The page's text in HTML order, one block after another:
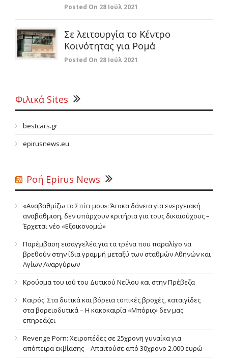
Posted On 28 Ιούλ 2021
Σε λειτουργία το Κέντρο
Κοινότητας για Ρομά
Posted On 28 Ιούλ 2021
Φιλικά Sites
bestcars.gr
epirusnews.eu
Ροή Epirus News
«Αναβαθμίζω το Σπίτι μου»: Άτοκα δάνεια για ενεργειακή
αναβάθμιση, δεν υπάρχουν κριτήρια για τους δικαιούχους –
Έρχεται νέο «Εξοικονομώ»
Παρέμβαση εισαγγελέα για τα τρένα που παραλίγο να
βρεθούν στην ίδια γραμμή μεταξύ των σταθμών Αθηνών και
Αγίων Αναργύρων
Κρούσμα του ιού του Δυτικού Νείλου και στην Πρέβεζα
Καιρός: Στα δυτικά και βόρεια τοπικές βροχές, καταιγίδες
στα βορειοδυτικά – Η κακοκαιρία «Μπόρις» δεν μας
επηρεάζει
Revenge Porn: Χειροπέδες σε 25χρονη γυναίκα για
απόπειρα εκβίασης – Απαιτούσε από 30χρονο 2.000 ευρώ